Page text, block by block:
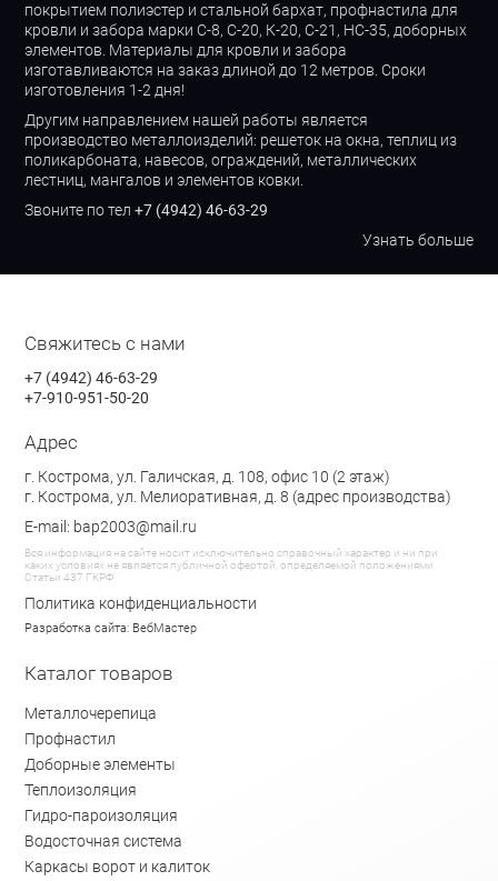
покрытием полиэстер и стальной бархат, профнастила для
кровли и забора марки С-8, С-20, К-20, С-21, НС-35, доборных
элементов. Материалы для кровли и забора
изготавливаются на заказ длиной до 12 метров. Сроки
изготовления 1-2 дня!
Другим направлением нашей работы является
производство металлоизделий: решеток на окна, теплиц из
поликарбоната, навесов, ограждений, металлических
лестниц, мангалов и элементов ковки.
Звоните по тел+7 (4942) 46-63-29
Узнать больше
Свяжитесь с нами
+7 (4942) 46-63-29
+7-910-951-50-20
Адрес
г. Кострома, ул. Галичская, д. 108, офис 10 (2 этаж)
г. Кострома, ул. Мелиоративная, д. 8 (адрес производства)
E-mail: bap2003@mail.ru
Вся информация на сайте носит исключительно справочный характер и ни при
каких условиях не является публичной офертой, определяемой положениями
Статьи 437 ГКРФ
Политика конфиденциальности
Разработка сайта: ВебМастер
Каталог товаров
Металлочерепица
Профнастил
Доборные элементы
Теплоизоляция
Гидро-пароизоляция
Водосточная система
Каркасы ворот и калиток